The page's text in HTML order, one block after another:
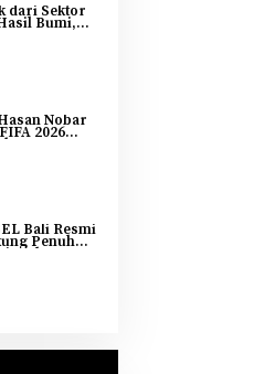
dari Sektor
Bumi,
Lampung
Nobar
2026
UMKM
Bali Resmi
Penuh